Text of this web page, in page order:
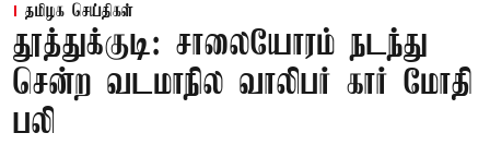
தமிழக செய்திகள்
தூத்துக்குடி: சாலையோரம் நடந்து
சென்ற வடமாநில வாலிபர் கார் மோதி
பலி